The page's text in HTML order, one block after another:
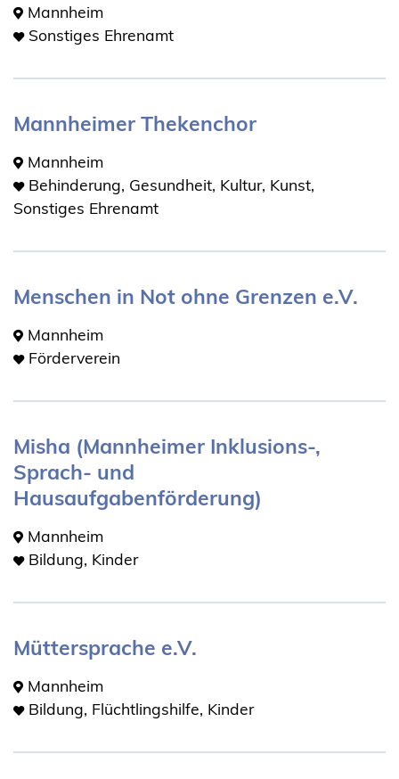
Mannheim
Sonstiges Ehrenamt
Mannheimer Thekenchor
Mannheim
Behinderung, Gesundheit, Kultur, Kunst,
Sonstiges Ehrenamt
Menschen in Not ohne Grenzen e.V.
Mannheim
Förderverein
Misha (Mannheimer Inklusions-,
Sprach- und
Hausaufgabenförderung)
Mannheim
Bildung, Kinder
Müttersprache e.V.
Mannheim
Bildung, Flüchtlingshilfe, Kinder